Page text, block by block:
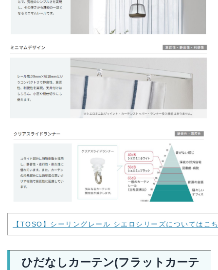
【TOSO】シーリングレール シエロシリーズについてはこ
ひだなしカーテン(フラットカーテ